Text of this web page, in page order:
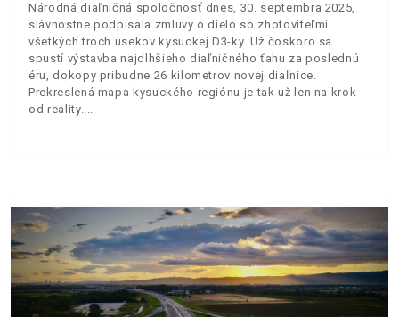
Národná diaľničná spoločnosť dnes, 30. septembra 2025,
slávnostne podpísala zmluvy o dielo so zhotoviteľmi
všetkých troch úsekov kysuckej D3-ky. Už čoskoro sa
spustí výstavba najdlhšieho diaľničného ťahu za poslednú
éru, dokopy pribudne 26 kilometrov novej diaľnice.
Prekreslená mapa kysuckého regiónu je tak už len na krok
od reality.